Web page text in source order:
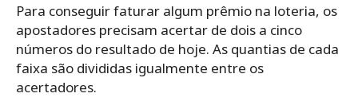
Para conseguir faturar algum prêmio na loteria, os
apostadores precisam acertar de dois a cinco
números do resultado de hoje. As quantias de cada
faixa são divididas igualmente entre os
acertadores.